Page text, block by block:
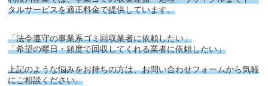
タルサービスを適正料金で提供しています。
「法令遵守の事業系ゴミ回収業者に依頼したい」
「希望の曜日・頻度で回収してくれる業者に依頼したい」
上記のような悩みをお持ちの方は、お問い合わせフォームから気軽
にご相談ください。